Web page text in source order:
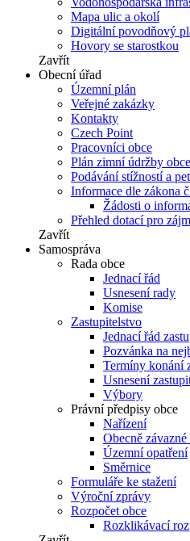
Mapa ulic a okolí
Digitální povodňový
Hovory se starostkou
Zavřít
Obecní úřad
Územní plán
Veřejné zakázky
Kontakty
Czech Point
Pracovníci obce
Plán zimní údržby obce
Podávání stížností a
Informace dle zákona
Žádosti o
Přehled dotací pro
Zavřít
Samospráva
Rada obce
Jednací řád
Usnesení rady
Komise
Zastupitelstvo
Jednací řád
Pozvánka na
Termíny konání
Usnesení
Výbory
Právní předpisy obce
Nařízení
Obecně
Územní opatření
Směrnice
Formuláře ke stažení
Výroční zprávy
Rozpočet obce
Rozklikávací